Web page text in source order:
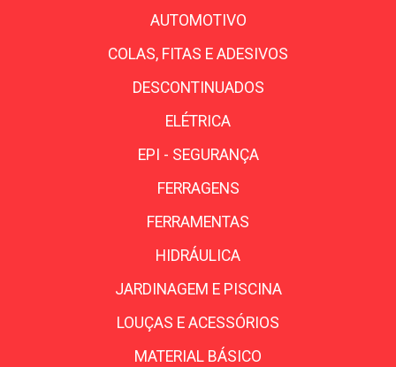
AUTOMOTIVO
COLAS, FITAS E ADESIVOS
DESCONTINUADOS
ELÉTRICA
EPI - SEGURANÇA
FERRAGENS
FERRAMENTAS
HIDRÁULICA
JARDINAGEM E PISCINA
LOUÇAS E ACESSÓRIOS
MATERIAL BÁSICO